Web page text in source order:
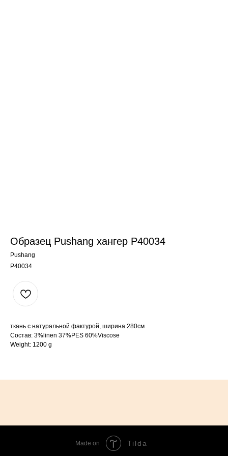
Образец Pushang хангер P40034
Pushang
P40034
ткань с натуральной фактурой, ширина 280см
Состав: 3%linen 37%PES 60%Viscose
Weight: 1200 g
Made on Tilda